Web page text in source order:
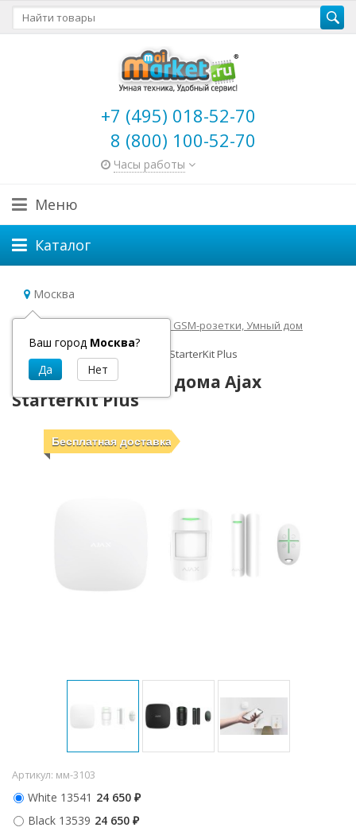
+7 (495) 018-52-70
8 (800) 100-52-70
Часы работы
Меню
Каталог
Москва
Ваш город Москва?
Главная
GSM-сигнализации, GSM-розетки, Умный дом
Охранные комплексы Ajax
Комплект умного дома Ajax StarterKit Plus
Комплект умного дома Ajax
StarterKit Plus
Бесплатная доставка
Артикул: мм-3103
White 13541 24 650 ₽
Black 13539 24 650 ₽